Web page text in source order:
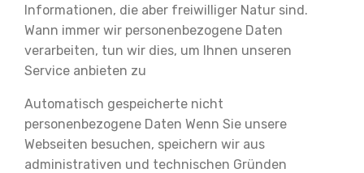
Informationen, die aber freiwilliger Natur sind.
Wann immer wir personenbezogene Daten
verarbeiten, tun wir dies, um Ihnen unseren
Service anbieten zu
Automatisch gespeicherte nicht
personenbezogene Daten Wenn Sie unsere
Webseiten besuchen, speichern wir aus
administrativen und technischen Gründen